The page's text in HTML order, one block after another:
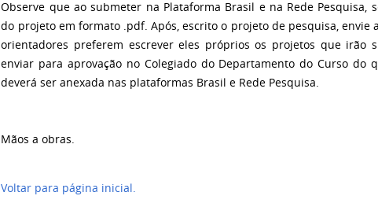
Observe que ao submeter na Plataforma Brasil e na Rede Pesquisa,
do projeto em formato .pdf. Após, escrito o projeto de pesquisa,
orientadores preferem escrever eles próprios os projetos que irão
enviar para aprovação no Colegiado do Departamento do Curso do
deverá ser anexada nas plataformas Brasil e Rede Pesquisa.
Mãos a obras.
Voltar para página inicial.